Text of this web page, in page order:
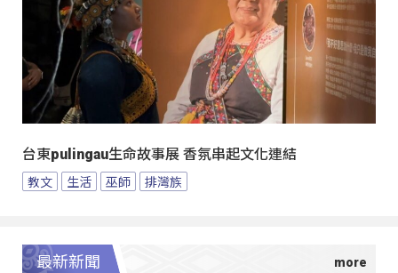
台東pulingau生命故事展 香氛串起文化連結
教文 生活 巫師 排灣族
最新新聞